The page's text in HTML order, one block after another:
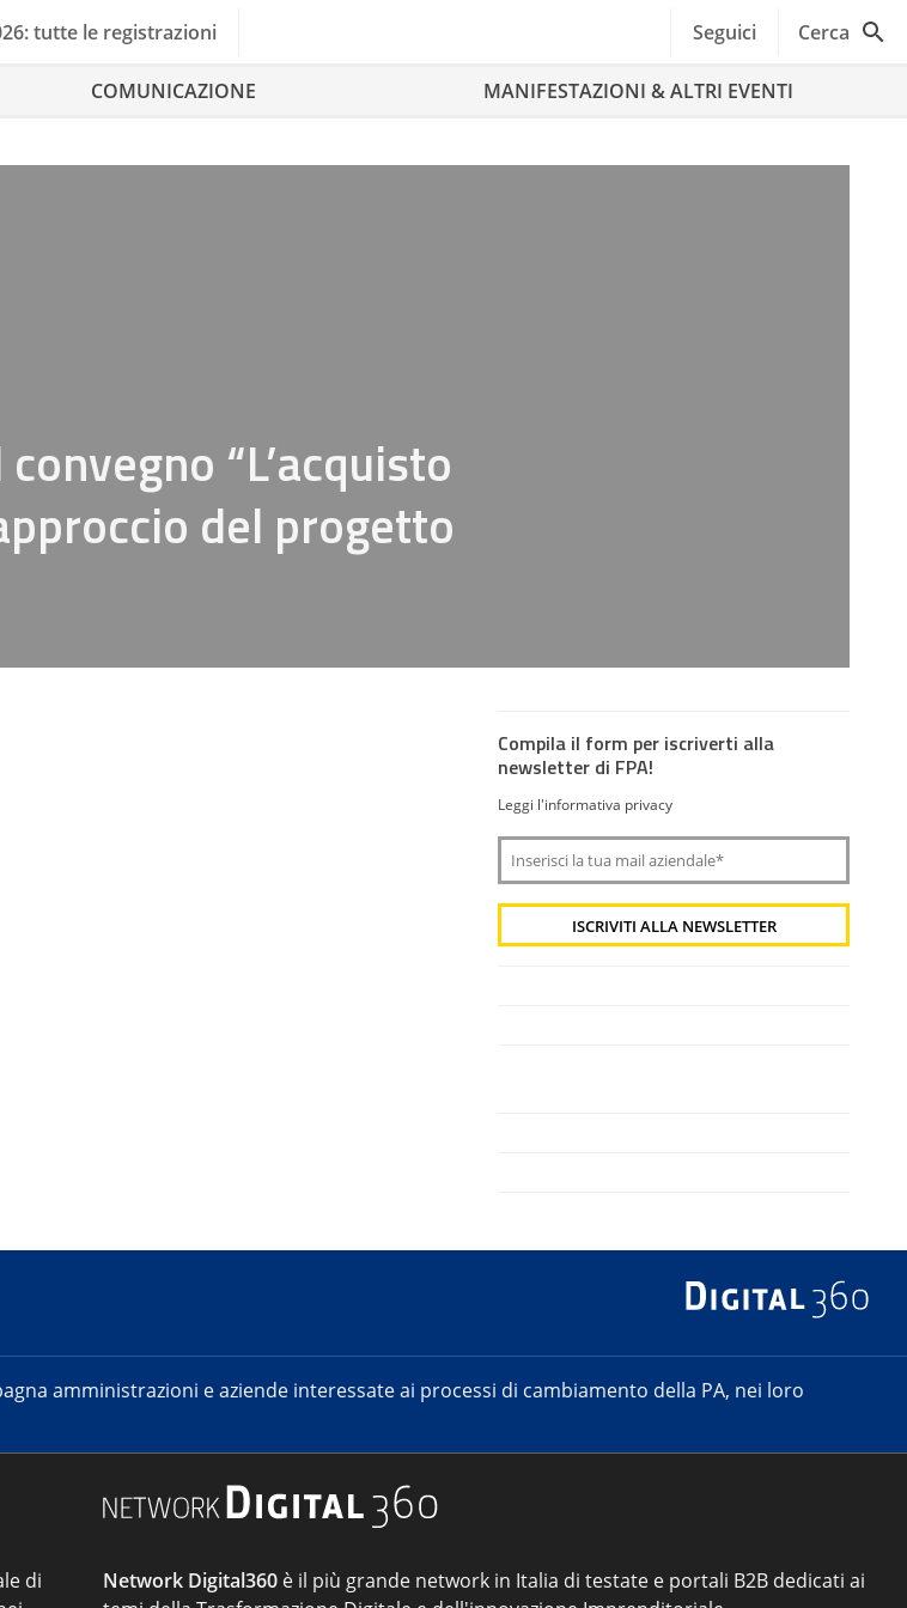
tutte le registrazioni Seguici Cerca
COMUNICAZIONE MANIFESTAZIONI & ALTRI EVENTI
“L’acquisto
del progetto
Compila il form per iscriverti alla
newsletter di FPA!
Leggi l'informativa privacy
amministrazioni e aziende interessate ai processi di cambiamento della PA, nei loro
di
Network Digital360 è il più grande network in Italia di testate e portali B2B dedicati ai